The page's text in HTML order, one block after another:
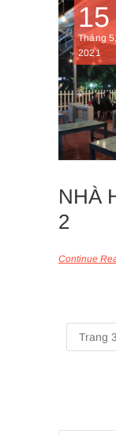
15
Tháng 5,
2021
NHÀ
2
Continue
Trang